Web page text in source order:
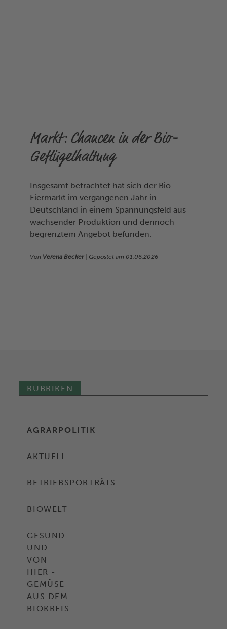
Markt: Chancen in der Bio-
Geflügelhaltung
Insgesamt betrachtet hat sich der Bio-
Eiermarkt im vergangenen Jahr in
Deutschland in einem Spannungsfeld aus
wachsender Produktion und dennoch
begrenztem Angebot befunden.
Von Verena Becker| Gepostet am 01.06.2026
RUBRIKEN
AGRARPOLITIK
AKTUELL
BETRIEBSPORTRÄTS
BIOWELT
GESUND
UND
VON
HIER -
GEMÜSE
AUS DEM
BIOKREIS